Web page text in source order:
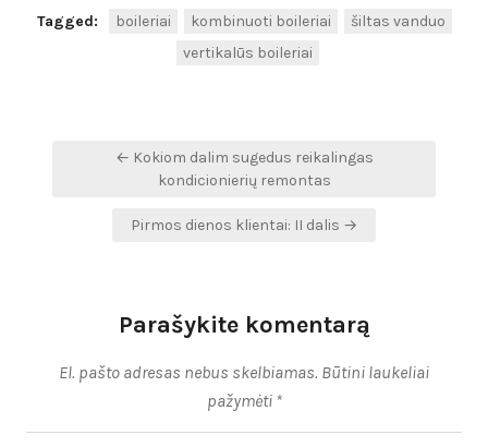
Tagged: boileriai kombinuoti boileriai
šiltas vanduo
vertikalūs boileriai
Navigacija← Kokiom dalim sugedus reikalingas
kondicionierių remontas
Pirmos dienos klientai: II dalis →
Parašykite komentarą
El. pašto adresas nebus skelbiamas. Būtini laukeliai
pažymėti *